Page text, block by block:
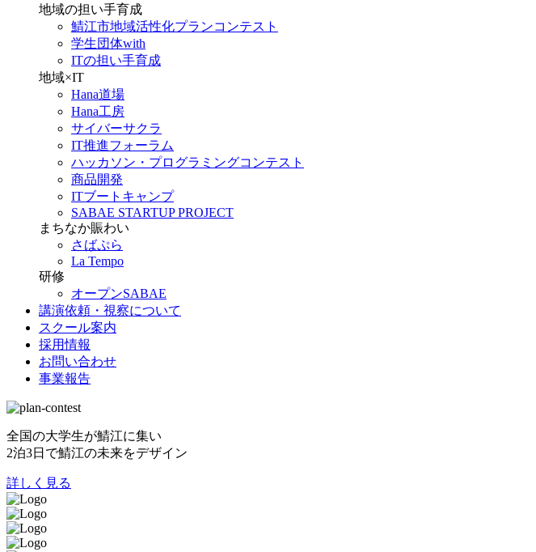
地域の担い手育成
鯖江市地域活性化プランコンテスト
学生団体with
ITの担い手育成
地域×IT
Hana道場
Hana工房
サイバーサクラ
IT推進フォーラム
ハッカソン・プログラミングコンテスト
商品開発
ITブートキャンプ
SABAE STARTUP PROJECT
まちなか賑わい
さばぷら
La Tempo
研修
オープンSABAE
講演依頼・視察について
スクール案内
採用情報
お問い合わせ
事業報告
全国の大学生が鯖江に集い
2泊3日で鯖江の未来をデザイン
詳しく見る